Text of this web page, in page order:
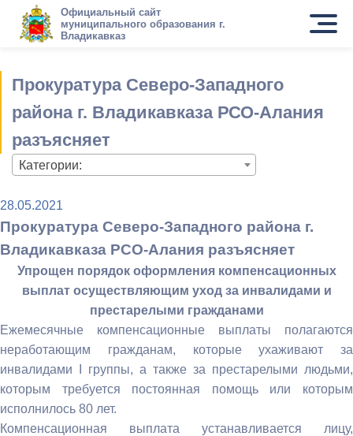
Официальный сайт
муниципального образования г.
Владикавказ
Прокуратура Северо-Западного
района г. Владикавказа РСО-Алания
разъясняет
Категории:
28.05.2021
Прокуратура Северо-Западного района г.
Владикавказа РСО-Алания разъясняет
Упрощен порядок оформления компенсационных
выплат осуществляющим уход за инвалидами и
престарелыми гражданами
Ежемесячные компенсационные выплаты полагаются
неработающим гражданам, которые ухаживают за
инвалидами I группы, а также за престарелыми людьми,
которым требуется постоянная помощь или которым
исполнилось 80 лет.
Компенсационная выплата устанавливается лицу,